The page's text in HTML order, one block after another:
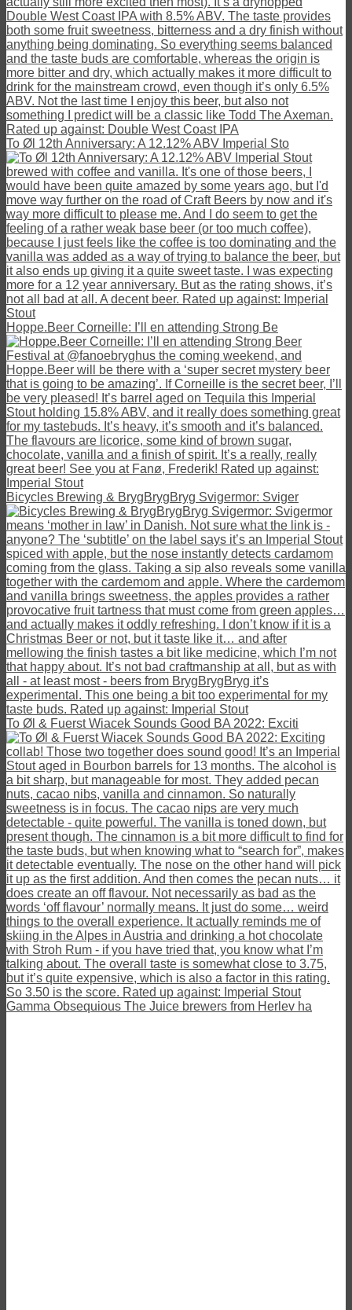
To Øl 12th Anniversary: A 12.12% ABV Imperial Sto
Hoppe.Beer Corneille: I’ll en attending Strong Be
Bicycles Brewing & BrygBrygBryg Svigermor: Sviger
To Øl & Fuerst Wiacek Sounds Good BA 2022: Exciti
Gamma Obsequious The Juice brewers from Herlev ha